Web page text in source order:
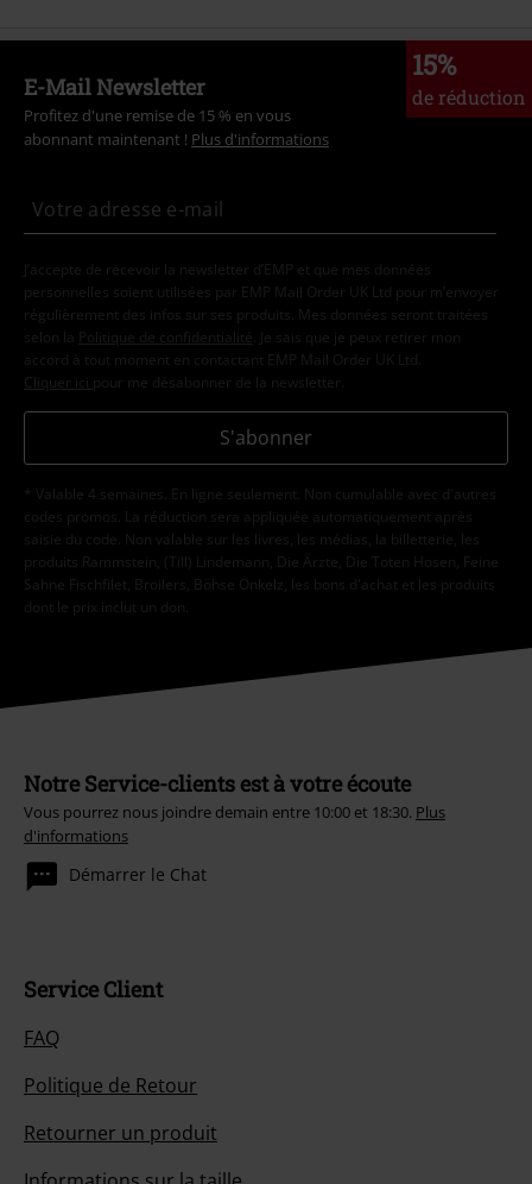
15%
de réduction
E-Mail Newsletter
Profitez d'une remise de 15 % en vous
abonnant maintenant ! Plus d'informations
J’accepte de recevoir la newsletter d’EMP et que mes données
personnelles soient utilisées par EMP Mail Order UK Ltd pour m’envoyer
régulièrement des infos sur ses produits. Mes données seront traitées
selon la
Politique de confidentialité . Je sais que je peux retirer mon
accord à tout moment en contactant EMP Mail Order UK Ltd.
Cliquer ici pour me désabonner de la newsletter.
S'abonner
* Valable 4 semaines. En ligne seulement. Non cumulable avec d'autres
codes promos. La réduction sera appliquée automatiquement après
saisie du code. Non valable sur les livres, les médias, la billetterie, les
produits Rammstein, (Till) Lindemann, Die Ärzte, Die Toten Hosen, Feine
Sahne Fischfilet, Broilers, Böhse Onkelz, les bons d'achat et les produits
dont le prix inclut un don.
Notre Service-clients est à votre écoute
Vous pourrez nous joindre demain entre 10:00 et 18:30. Plus
d'informations
Démarrer le Chat
Service Client
FAQ
Politique de Retour
Retourner un produit